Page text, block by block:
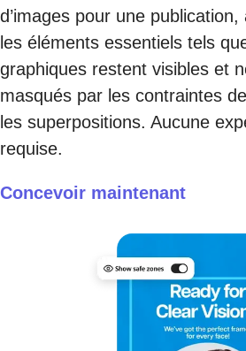
d’images pour une
les éléments essentiels tels
graphiques restent visibles et
masqués par les contraintes
les superpositions. Aucune
requise.
Concevoir maintenant